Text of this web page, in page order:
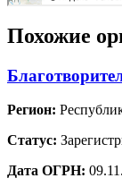
Похожие
Регион:
Статус:
Дата ОГРН: